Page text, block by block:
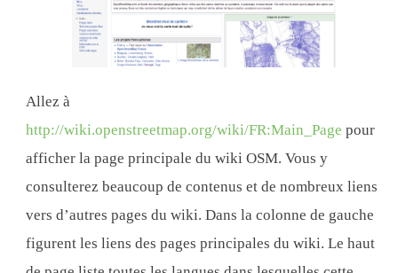
Allez à
http://wiki.openstreetmap.org/wiki/FR:Main_Page pour
afficher la page principale du wiki OSM. Vous y
consulterez beaucoup de contenus et de nombreux liens
vers d’autres pages du wiki. Dans la colonne de gauche
figurent les liens des pages principales du wiki. Le haut